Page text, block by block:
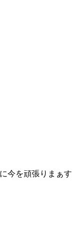
今を頑張りまぁす